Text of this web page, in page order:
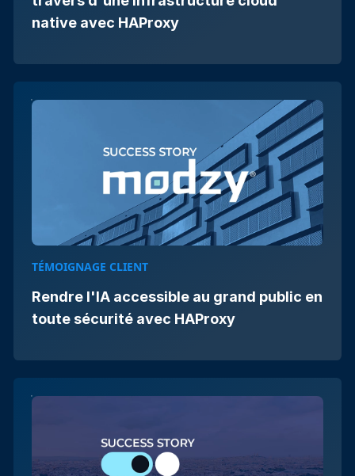
native avec HAProxy
TÉMOIGNAGE CLIENT
Rendre l'IA accessible au grand public en
toute sécurité avec HAProxy